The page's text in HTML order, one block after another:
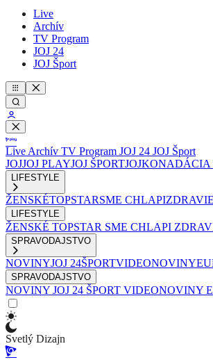
Live
Archív
TV Program
JOJ 24
JOJ Šport
Live Archív TV Program JOJ 24 JOJ Šport
JOJJOJ PLAYJOJ ŠPORTJOJKONADÁCIA
LIFESTYLE
ŽENSKÉTOPSTARSME CHLAPIZDRAVIE
LIFESTYLE
ŽENSKÉ TOPSTAR SME CHLAPI
SPRAVODAJSTVO
NOVINYJOJ 24ŠPORTVIDEONOVINY
SPRAVODAJSTVO
NOVINY JOJ 24 ŠPORT VIDEONOVINY
Svetlý Dizajn